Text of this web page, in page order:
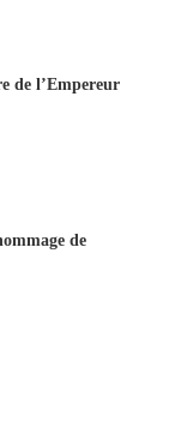
de l’Empereur
de